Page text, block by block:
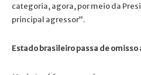
categoria, agora, por meio da
principal agressor”.
Estado brasileiro passa de omisso